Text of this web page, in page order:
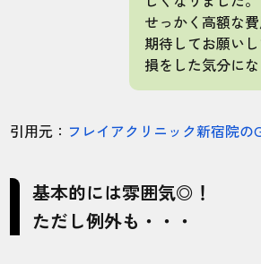
せっかく高額な
期待してお願い
損をした気分にな
引用元： フレイアクリニック新宿院の
基本的には雰囲気◎！
ただし例外も・・・